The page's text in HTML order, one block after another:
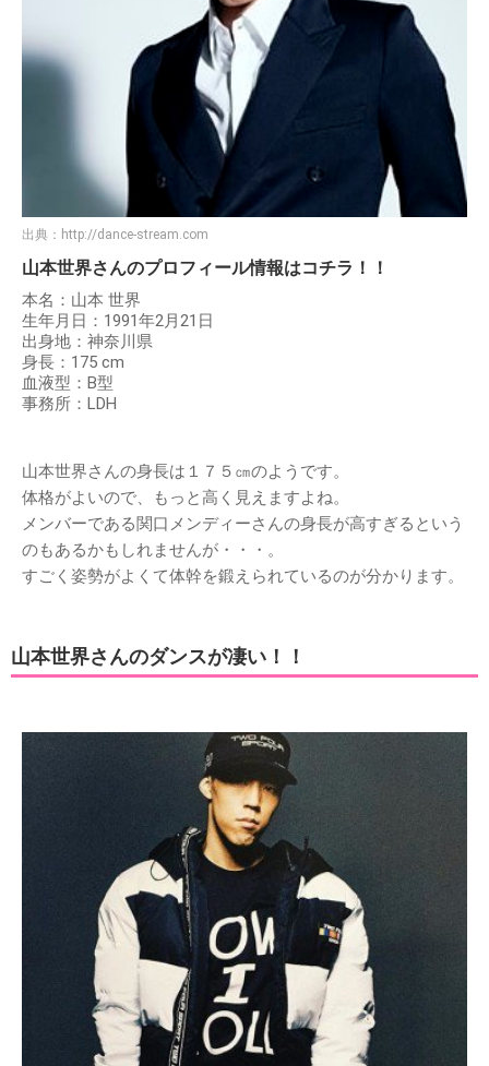
出典： http://dance-stream.com
山本世界さんのプロフィール情報はコチラ！！
本名：山本 世界
生年月日：1991年2月21日
出身地：神奈川県
身長：175 cm
血液型：B型
事務所：LDH
山本世界さんの身長は１７５㎝のようです。
体格がよいので、もっと高く見えますよね。
メンバーである関口メンディーさんの身長が高すぎるという
のもあるかもしれませんが・・・。
すごく姿勢がよくて体幹を鍛えられているのが分かります。
山本世界さんのダンスが凄い！！